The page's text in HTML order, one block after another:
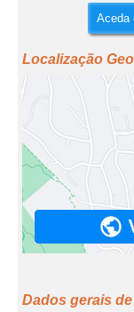
Aceda
Localização
Dados gerais